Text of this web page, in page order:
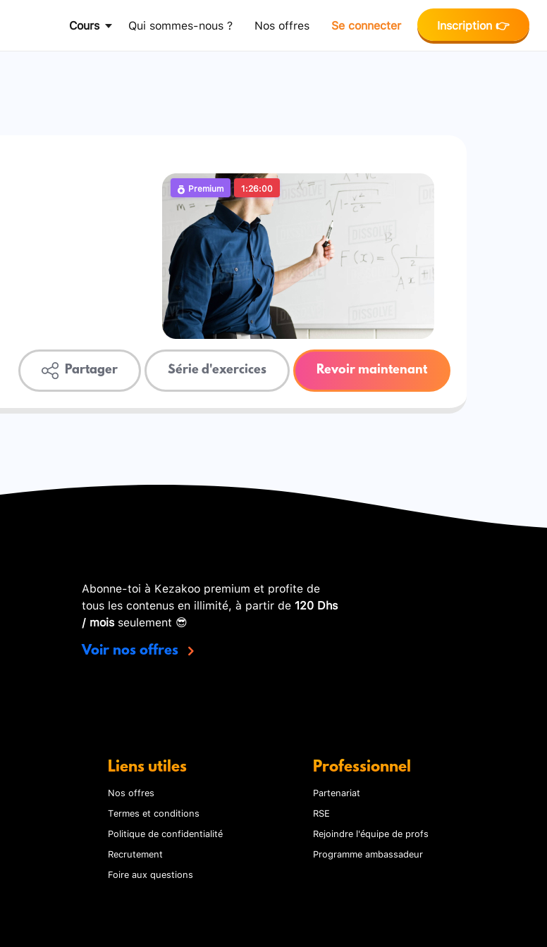
Cours Qui sommes-nous ? Nos offres Se connecter Inscription 👉
Premium 1:26:00
Partager Série d'exercices Revoir maintenant
Abonne-toi à Kezakoo premium et profite de
tous les contenus en illimité, à partir de 120 Dhs
/ moisseulement 😎
Voir nos offres
Liens utiles
Nos offres
Termes et conditions
Politique de confidentialité
Recrutement
Foire aux questions
Professionnel
Partenariat
RSE
Rejoindre l'équipe de profs
Programme ambassadeur